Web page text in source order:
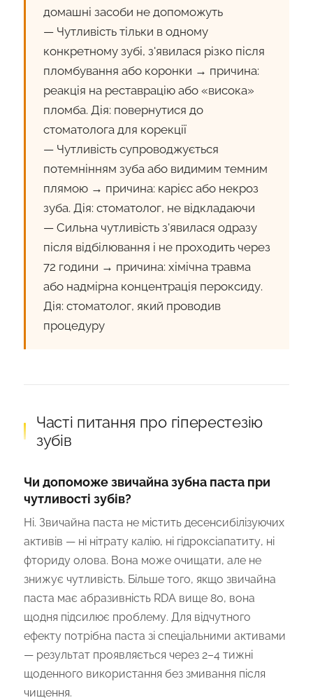
домашні засоби не допоможуть
— Чутливість тільки в одному
конкретному зубі, з'явилася різко після
пломбування або коронки → причина:
реакція на реставрацію або «висока»
пломба. Дія: повернутися до
стоматолога для корекції
— Чутливість супроводжується
потемнінням зуба або видимим темним
плямою → причина: карієс або некроз
зуба. Дія: стоматолог, не відкладаючи
— Сильна чутливість з'явилася одразу
після відбілювання і не проходить через
72 години → причина: хімічна травма
або надмірна концентрація пероксиду.
Дія: стоматолог, який проводив
процедуру
Часті питання про гіперестезію
зубів
Чи допоможе звичайна зубна паста при
чутливості зубів?
Ні. Звичайна паста не містить десенсибілізуючих
активів — ні нітрату калію, ні гідроксіапатиту, ні
фториду олова. Вона може очищати, але не
знижує чутливість. Більше того, якщо звичайна
паста має абразивність RDA вище 80, вона
щодня підсилює проблему. Для відчутного
ефекту потрібна паста зі спеціальними активами
— результат проявляється через 2–4 тижні
щоденного використання без змивання після
чищення.